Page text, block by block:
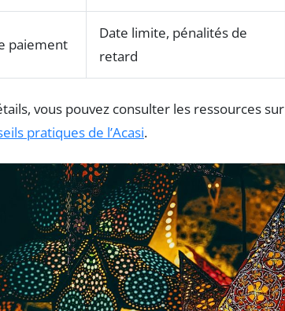
paiement
Date limite, pénalités de
retard
vous pouvez consulter les ressources sur
pratiques de l’Acasi.